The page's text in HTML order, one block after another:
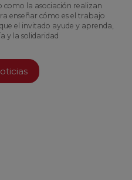
como la asociación realizan
enseñar cómo es el trabajo
el invitado ayude y aprenda,
y la solidaridad